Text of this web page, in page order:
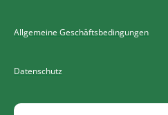
Allgemeine Geschäftsbedingungen
Datenschutz